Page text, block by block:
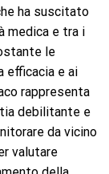
ha suscitato
medica e tra i
le
efficacia e ai
rappresenta
debilitante e
da vicino
valutare